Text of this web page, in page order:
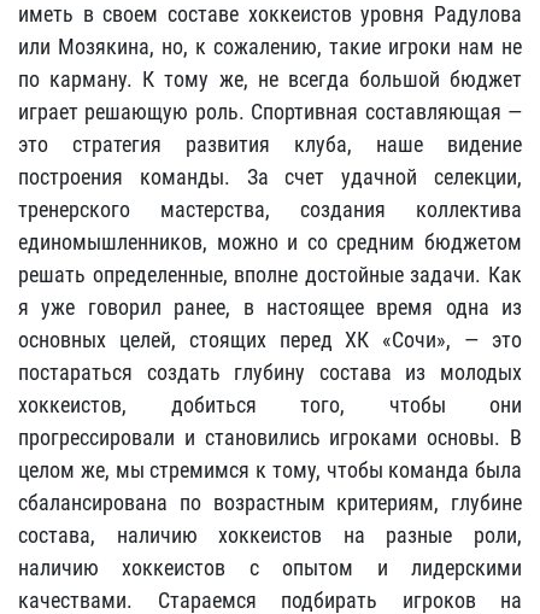
иметь в своем составе хоккеистов уровня Радулова
или Мозякина, но, к сожалению, такие игроки нам не
по карману. К тому же, не всегда большой бюджет
играет решающую роль. Спортивная составляющая —
это стратегия развития клуба, наше видение
построения команды. За счет удачной селекции,
тренерского мастерства, создания коллектива
единомышленников, можно и со средним бюджетом
решать определенные, вполне достойные задачи. Как
я уже говорил ранее, в настоящее время одна из
основных целей, стоящих перед ХК «Сочи», — это
постараться создать глубину состава из молодых
хоккеистов, добиться того, чтобы они
прогрессировали и становились игроками основы. В
целом же, мы стремимся к тому, чтобы команда была
сбалансирована по возрастным критериям, глубине
состава, наличию хоккеистов на разные роли,
наличию хоккеистов с опытом и лидерскими
качествами. Стараемся подбирать игроков на